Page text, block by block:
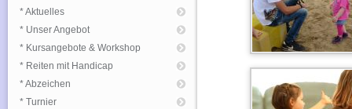
* Aktuelles
* Unser Angebot
* Kursangebote & Workshop
* Reiten mit Handicap
* Abzeichen
* Turnier